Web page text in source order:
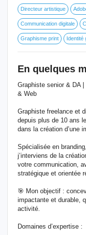
Directeur artistique
Communication digitale
Graphisme print Identité
En quelques
Graphiste senior & DA
& Web
Graphiste freelance et
depuis plus de 10 ans
dans la création d’une
Spécialisée en
j’interviens de la
votre communication,
stratégique et orientée
🎯 Mon objectif :
impactante et durable,
activité.
Domaines d’expertise :